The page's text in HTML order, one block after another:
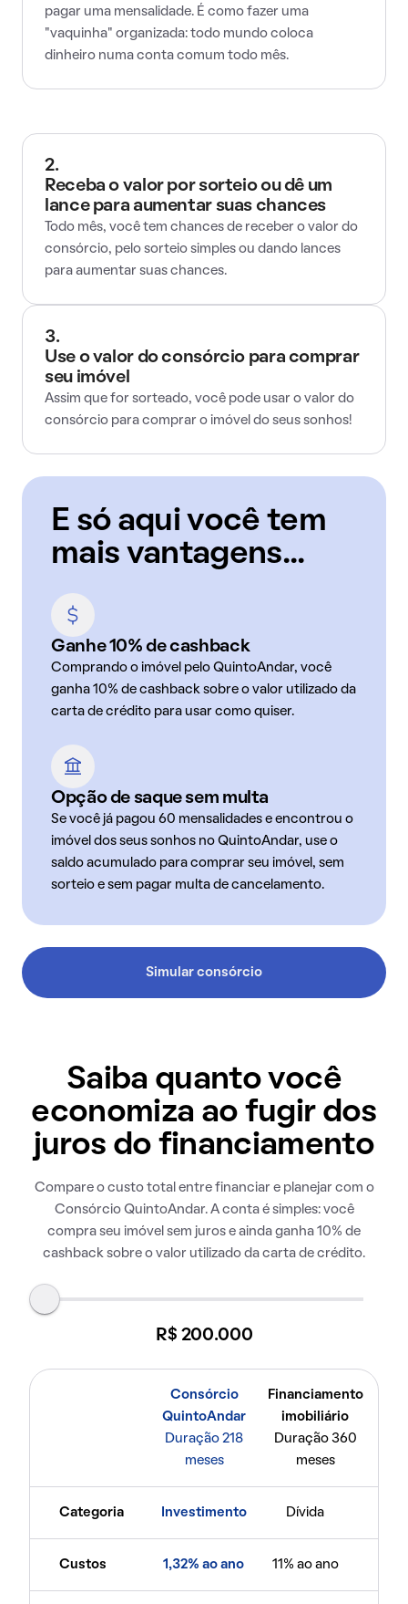
pagar uma mensalidade. É como fazer uma
"vaquinha" organizada: todo mundo coloca
dinheiro numa conta comum todo mês.
2.
Receba o valor por sorteio ou dê um
lance para aumentar suas chances
Todo mês, você tem chances de receber o valor do
consórcio, pelo sorteio simples ou dando lances
para aumentar suas chances.
3.
Use o valor do consórcio para comprar
seu imóvel
Assim que for sorteado, você pode usar o valor do
consórcio para comprar o imóvel do seus sonhos!
E só aqui você tem
mais vantagens...
Ganhe 10% de cashback
Comprando o imóvel pelo QuintoAndar, você
ganha 10% de cashback sobre o valor utilizado da
carta de crédito para usar como quiser.
Opção de saque sem multa
Se você já pagou 60 mensalidades e encontrou o
imóvel dos seus sonhos no QuintoAndar, use o
saldo acumulado para comprar seu imóvel, sem
sorteio e sem pagar multa de cancelamento.
Simular consórcio
Saiba quanto você
economiza ao fugir dos
juros do financiamento
Compare o custo total entre financiar e planejar com o
Consórcio QuintoAndar. A conta é simples: você
compra seu imóvel sem juros e ainda ganha 10% de
cashback sobre o valor utilizado da carta de crédito.
R$ 200.000
Consórcio
QuintoAndar
Duração 218
meses
Financiamento
imobiliário
Duração 360
meses
Categoria Investimento Dívida
Custos 1,32% ao ano 11% ao ano